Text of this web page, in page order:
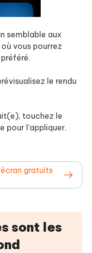
semblable aux
vous pourrez
le rendu
touchez le
pour l'appliquer.
gratuits
sont les